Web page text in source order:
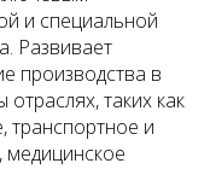
и специальной
Развивает
производства в
таких как
транспортное и
медицинское